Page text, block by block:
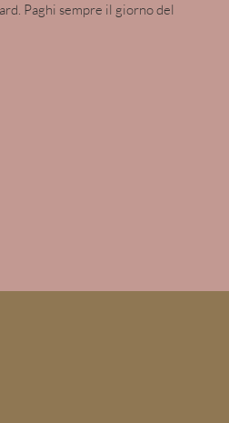
Paghi sempre il giorno del